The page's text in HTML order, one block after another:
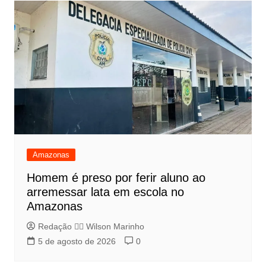
Amazonas
Homem é preso por ferir aluno ao
arremessar lata em escola no
Amazonas
Redação 👨‍⚖️​ Wilson Marinho
5 de agosto de 2026
0